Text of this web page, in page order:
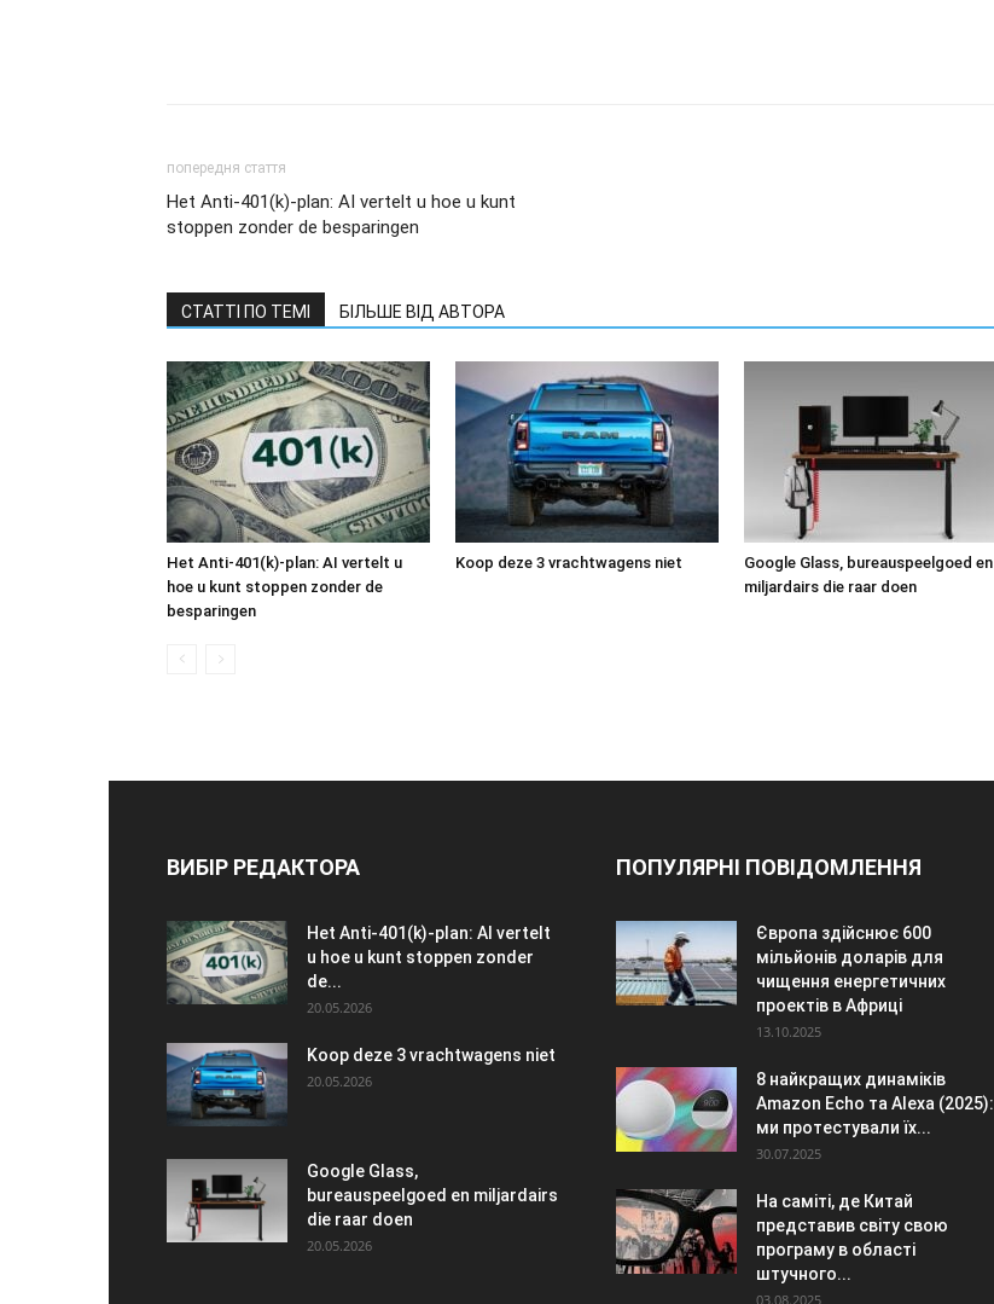
попередня стаття
Het Anti-401(k)-plan: AI vertelt u hoe u kunt
stoppen zonder de besparingen
СТАТТІ ПО ТЕМІ БІЛЬШЕ ВІД АВТОРА
Het Anti-401(k)-plan: AI vertelt u
hoe u kunt stoppen zonder de
besparingen
Koop deze 3 vrachtwagens niet
Google Glass, bureauspeelgoed en
miljardairs die raar doen
ВИБІР РЕДАКТОРА
Het Anti-401(k)-plan: AI vertelt
u hoe u kunt stoppen zonder
de...
20.05.2026
Koop deze 3 vrachtwagens niet
20.05.2026
Google Glass,
bureauspeelgoed en miljardairs
die raar doen
20.05.2026
ПОПУЛЯРНІ ПОВІДОМЛЕННЯ
Європа здійснює 600
мільйонів доларів для
чищення енергетичних
проектів в Африці
13.10.2025
8 найкращих динаміків
Amazon Echo та Alexa (2025):
ми протестували їх...
30.07.2025
На саміті, де Китай
представив світу свою
програму в області
штучного...
03.08.2025